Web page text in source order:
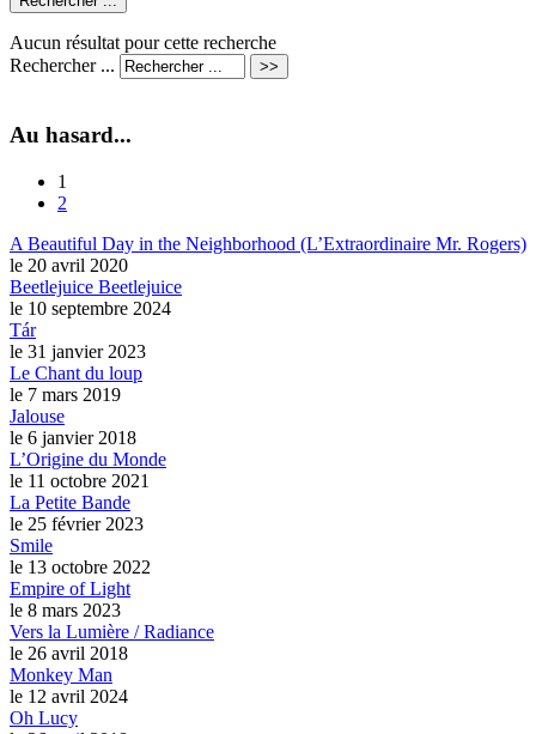
Aucun résultat pour cette recherche
Rechercher ...
Au hasard...
1
2
A Beautiful Day in the Neighborhood (L’Extraordinaire Mr. Rogers)
le 20 avril 2020
Beetlejuice Beetlejuice
le 10 septembre 2024
Tár
le 31 janvier 2023
Le Chant du loup
le 7 mars 2019
Jalouse
le 6 janvier 2018
L’Origine du Monde
le 11 octobre 2021
La Petite Bande
le 25 février 2023
Smile
le 13 octobre 2022
Empire of Light
le 8 mars 2023
Vers la Lumière / Radiance
le 26 avril 2018
Monkey Man
le 12 avril 2024
Oh Lucy